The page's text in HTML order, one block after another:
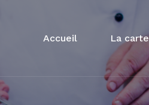
Accueil La carte